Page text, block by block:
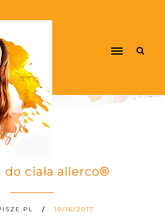
do ciała allerco®
10/16/2017